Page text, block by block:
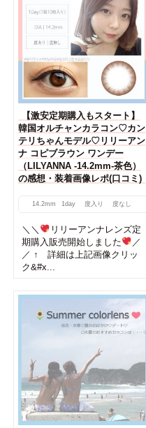
【激安定期購入もスタート】
韓国オルチャンカラコン♡カン
テリちゃんモデル♡リリーアン
ナ コピブラウン ワンデー
（LILYANNA -14.2mm-茶色）
の感想・装着画像レポ(口コミ)
14.2mm 1day 度入り 度なし
＼＼
リリーアンナレンズ定
期購入販売開始しました
／
／ ↑ 詳細は上記画像クリッ
ク&#x...